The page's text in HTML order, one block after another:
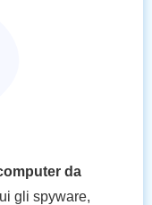
da
gli spyware,